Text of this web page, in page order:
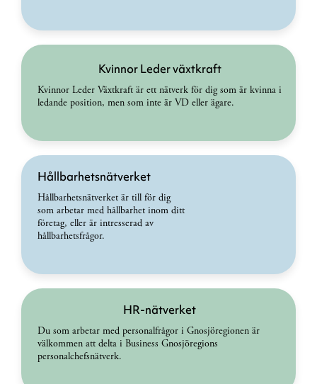
Kvinnor Leder växtkraft
Kvinnor Leder Växtkraft är ett nätverk för dig som är kvinna i
ledande position, men som inte är VD eller ägare.
Hållbarhetsnätverket
Hållbarhetsnätverket är till för dig
som arbetar med hållbarhet inom ditt
företag, eller är intresserad av
hållbarhetsfrågor.
HR-nätverket
Du som arbetar med personalfrågor i Gnosjöregionen är
välkommen att delta i Business Gnosjöregions
personalchefsnätverk.